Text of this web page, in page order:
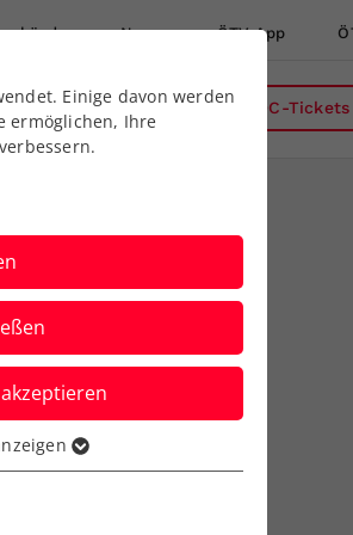
News ÖTV App
Über uns DC-Tickets
live
Einige davon werden
ermöglichen, Ihre
Funktionen der
dass die Webseite